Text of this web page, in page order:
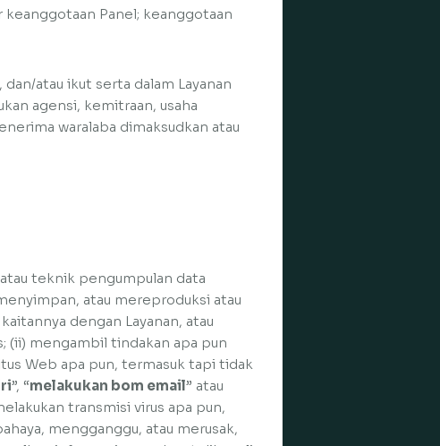
Panel; keanggotaan
atau ikut serta dalam Layanan
agensi, kemitraan, usaha
waralaba dimaksudkan atau
teknik pengumpulan data
atau mereproduksi atau
dengan Layanan, atau
(ii) mengambil tindakan apa pun
Web apa pun, termasuk tapi tidak
”, “melakukan bom email” atau
transmisi virus apa pun,
mengganggu, atau merusak,